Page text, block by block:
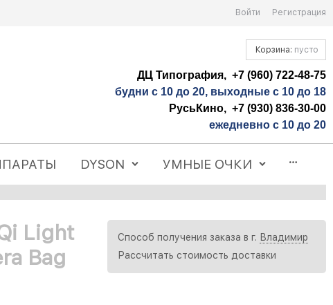
Войти Регистрация
Корзина: пусто
ДЦ Типография, +7 (960) 722-48-75
будни с 10 до 20, выходные с 10 до 18
РусьКино, +7 (930) 836-30-00
ежедневно с 10 до 20
DYSON УМНЫЕ ОЧКИ
Light
Bag
Способ получения заказа в г. Владимир
Рассчитать стоимость доставки